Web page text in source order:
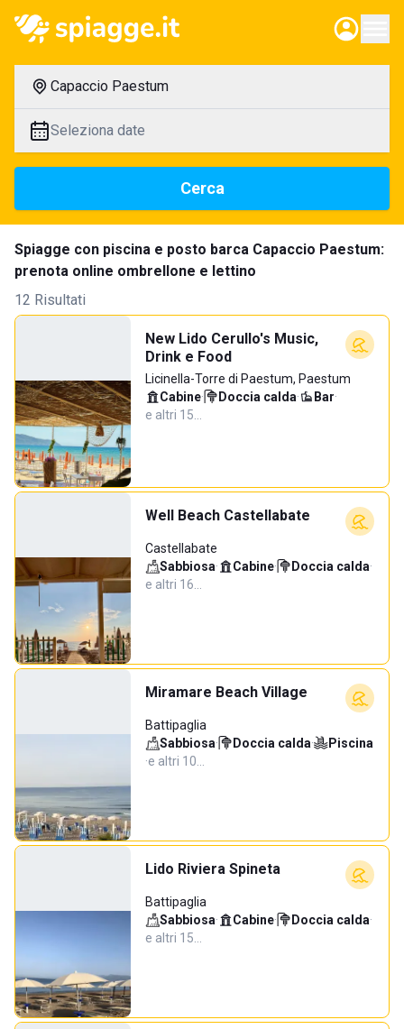
Capaccio Paestum
Seleziona date
Cerca
Spiagge con piscina e posto barca Capaccio Paestum:
prenota online ombrellone e lettino
12 Risultati
New Lido Cerullo's Music,
Drink e Food
Licinella-Torre di Paestum, Paestum
Cabine· Doccia calda· Bar·
e altri 15…
Well Beach Castellabate
Castellabate
Sabbiosa· Cabine· Doccia calda·
e altri 16…
Miramare Beach Village
Battipaglia
Sabbiosa· Doccia calda·
Piscina
·e altri 10…
Lido Riviera Spineta
Battipaglia
Sabbiosa· Cabine· Doccia calda·
e altri 15…